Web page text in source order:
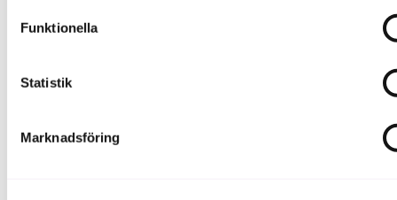
Funktionella
Statistik
Marknadsföring
förutsättningar för det och om vilka nationella och
från stat och region och verksamheten bedrivs helt
– Vi på Almi har länge arbetat nära Sveriges företag